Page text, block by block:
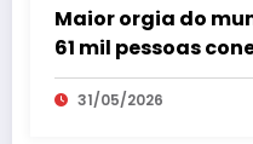
Maior orgia do
61 mil pessoas
31/05/2026